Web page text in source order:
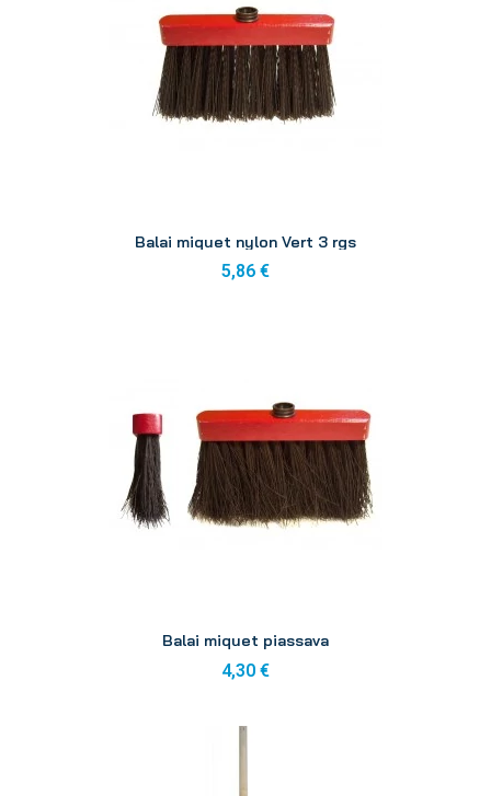
Balai miquet nylon Vert 3 rgs
5,86 €
Balai miquet piassava
4,30 €